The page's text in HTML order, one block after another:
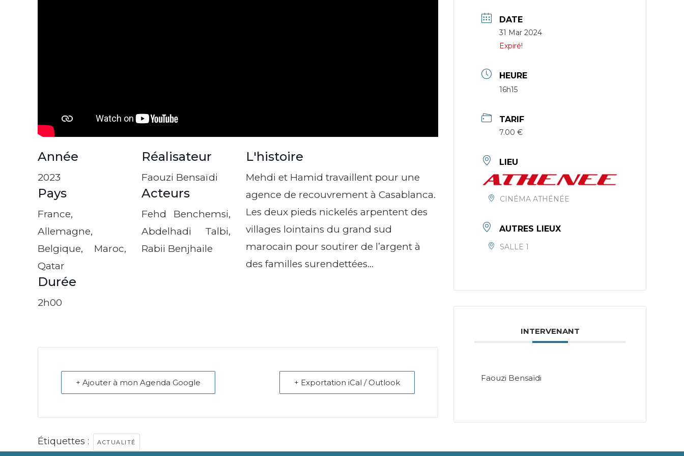
Année
2023
Pays
France,
Allemagne,
Belgique, Maroc,
Qatar
Durée
2h00
Réalisateur
Faouzi Bensaïdi
Acteurs
Fehd Benchemsi,
Abdelhadi Talbi,
Rabii Benjhaile
L'histoire
Mehdi et Hamid travaillent pour une
agence de recouvrement à Casablanca.
Les deux pieds nickelés arpentent des
villages lointains du grand sud
marocain pour soutirer de l’argent à
des familles surendettées…
+ Ajouter à mon Agenda Google + Exportation iCal / Outlook
Étiquettes : ACTUALITÉ
DATE
31 Mar 2024
Expiré!
HEURE
16h15
TARIF
7.00 €
LIEU
CINÉMA ATHÉNÉE
AUTRES LIEUX
SALLE 1
INTERVENANT
Faouzi Bensaïdi